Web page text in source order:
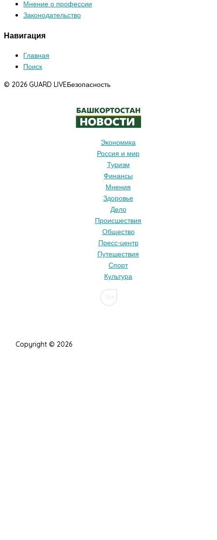
Мнение о профессии
Законодательство
Навигация
Главная
Поиск
© 2026 GUARD LIVEБезопасность
Экономика
Россия и мир
Туризм
Финансы
Мнения
Здоровье
Дело
Происшествия
Общество
Пресс-центр
Путешествия
Спорт
Культура
Copyright © 2026